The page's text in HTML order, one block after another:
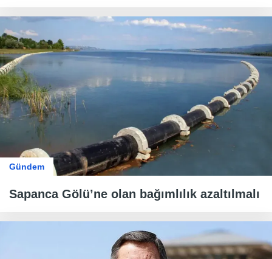
Gündem
Sapanca Gölü’ne olan bağımlılık azaltılmalı